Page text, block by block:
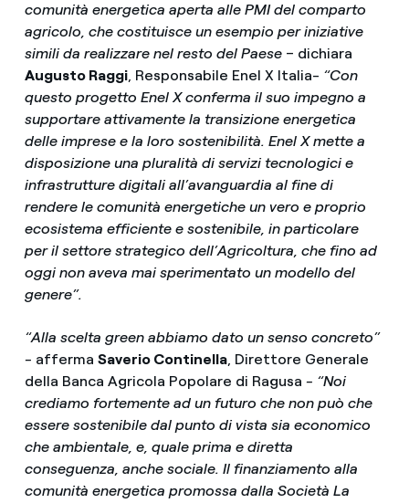
comunità energetica aperta alle PMI del comparto
agricolo, che costituisce un esempio per iniziative
simili da realizzare nel resto del Paese – dichiara
Augusto Raggi, Responsabile Enel X Italia- “Con
questo progetto Enel X conferma il suo impegno a
supportare attivamente la transizione energetica
delle imprese e la loro sostenibilità. Enel X mette a
disposizione una pluralità di servizi tecnologici e
infrastrutture digitali all’avanguardia al fine di
rendere le comunità energetiche un vero e proprio
ecosistema efficiente e sostenibile, in particolare
per il settore strategico dell’Agricoltura, che fino ad
oggi non aveva mai sperimentato un modello del
genere”.
“Alla scelta green abbiamo dato un senso concreto”
- afferma Saverio Continella, Direttore Generale
della Banca Agricola Popolare di Ragusa - “Noi
crediamo fortemente ad un futuro che non può che
essere sostenibile dal punto di vista sia economico
che ambientale, e, quale prima e diretta
conseguenza, anche sociale. Il finanziamento alla
comunità energetica promossa dalla Società La